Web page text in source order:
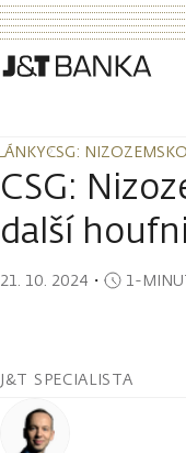
CSG:
CSG:
CSG:
další
21. 10. 2024 ・ 1-
J&T SPECIALISTA